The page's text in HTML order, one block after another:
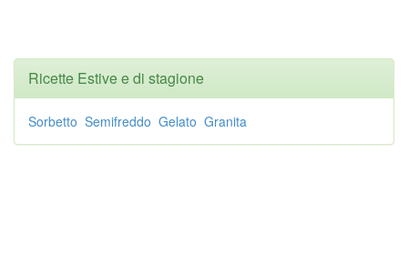
Ricette Estive e di stagione
Sorbetto Semifreddo Gelato Granita